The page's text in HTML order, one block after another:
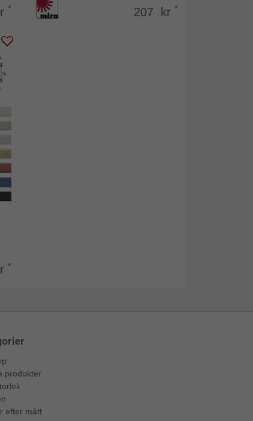
* 207 kr *
*
produkter
efter mått